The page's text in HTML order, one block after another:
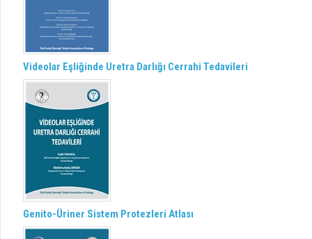
Videolar Eşliğinde Uretra Darlığı Cerrahi Tedavileri
Genito-Üriner Sistem Protezleri Atlası